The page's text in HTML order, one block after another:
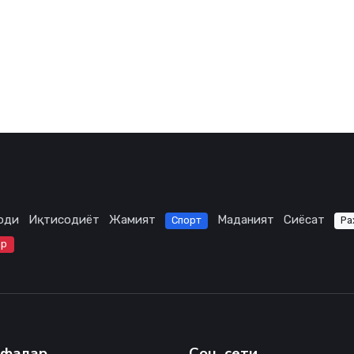
Иқтисодиёт Жамият Спорт Маданият Сиёсат